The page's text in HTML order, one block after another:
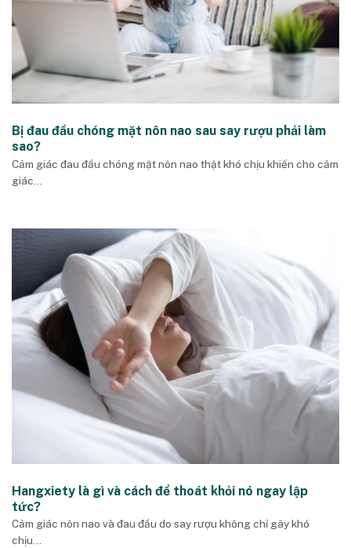
Bị đau đầu chóng mặt nôn nao sau say rượu phải làm
sao?
Cảm giác đau đầu chóng mặt nôn nao thật khó chịu khiến cho cảm
giác...
Hangxiety là gì và cách để thoát khỏi nó ngay lập
tức?
Cảm giác nôn nao và đau đầu do say rượu không chỉ gây khó
chịu...